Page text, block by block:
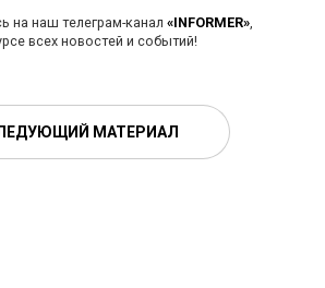
на наш телеграм-канал «INFORMER»,
всех новостей и событий!
МАТЕРИАЛ